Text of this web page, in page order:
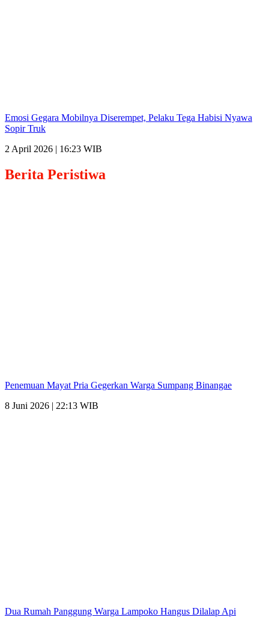
Emosi Gegara Mobilnya Diserempet, Pelaku Tega Habisi Nyawa
Sopir Truk
2 April 2026 | 16:23 WIB
Berita Peristiwa
Penemuan Mayat Pria Gegerkan Warga Sumpang Binangae
8 Juni 2026 | 22:13 WIB
Dua Rumah Panggung Warga Lampoko Hangus Dilalap Api